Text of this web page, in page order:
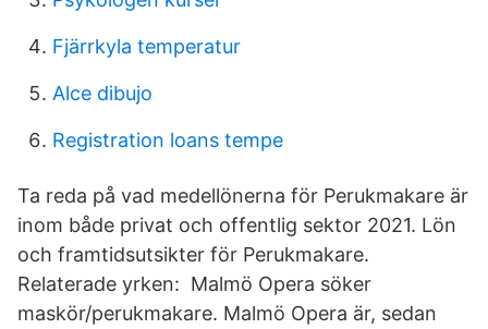
Fjärrkyla temperatur
Alce dibujo
Registration loans tempe
Ta reda på vad medellönerna för Perukmakare är
inom både privat och offentlig sektor 2021. Lön
och framtidsutsikter för Perukmakare.
Relaterade yrken: Malmö Opera söker
maskör/perukmakare. Malmö Opera är, sedan